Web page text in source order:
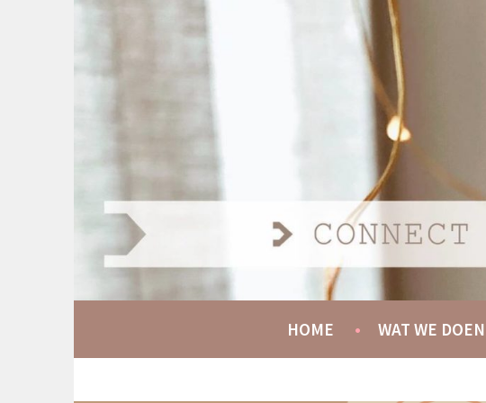
Spring
AT HOME COMMUNITY
HOME WAT WE DOEN